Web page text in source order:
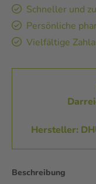
Schneller und
Persönliche
Vielfältige
Hersteller:
Beschreibung